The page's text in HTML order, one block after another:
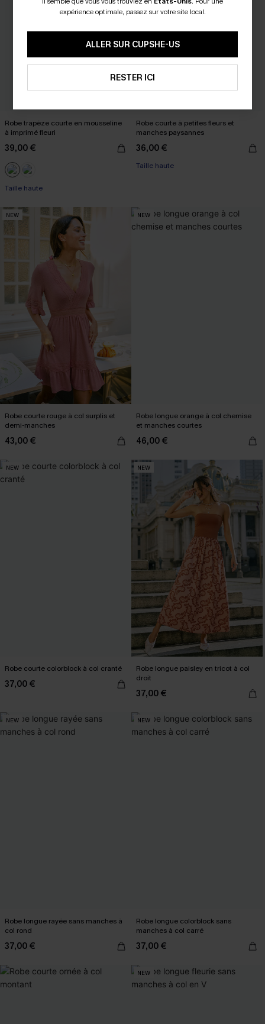
Robe trapèze courte en mousseline
à imprimé fleuri
39,00 €
Taille haute
Robe courte à petites fleurs et
manches paysannes
36,00 €
Taille haute
NEW
Robe courte rouge à col surplis et
demi-manches
43,00 €
NEW
Robe longue orange à col chemise
et manches courtes
46,00 €
NEW
Robe courte colorblock à col cranté
37,00 €
NEW
Robe longue paisley en tricot à col
droit
37,00 €
NEW
Robe longue rayée sans manches à
col rond
37,00 €
NEW
Robe longue colorblock sans
manches à col carré
37,00 €
NEW
expérience optimale, passez sur votre site local.
ALLER SUR CUPSHE-US
RESTER ICI